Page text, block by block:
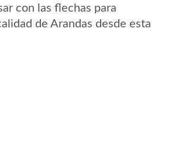
con las flechas para
de Arandas desde esta